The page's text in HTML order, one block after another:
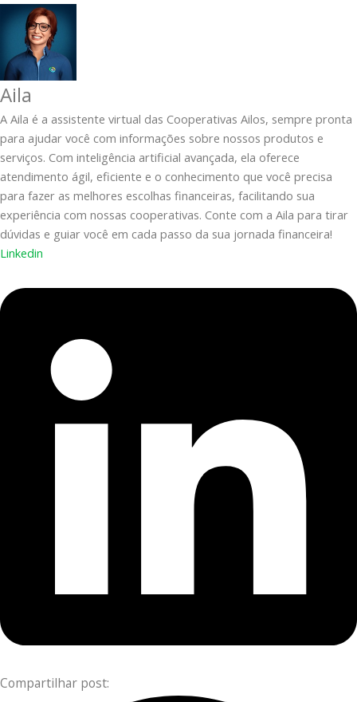
Aila
A Aila é a assistente virtual das Cooperativas Ailos, sempre pronta
para ajudar você com informações sobre nossos produtos e
serviços. Com inteligência artificial avançada, ela oferece
atendimento ágil, eficiente e o conhecimento que você precisa
para fazer as melhores escolhas financeiras, facilitando sua
experiência com nossas cooperativas. Conte com a Aila para tirar
dúvidas e guiar você em cada passo da sua jornada financeira!
Linkedin
Compartilhar post: